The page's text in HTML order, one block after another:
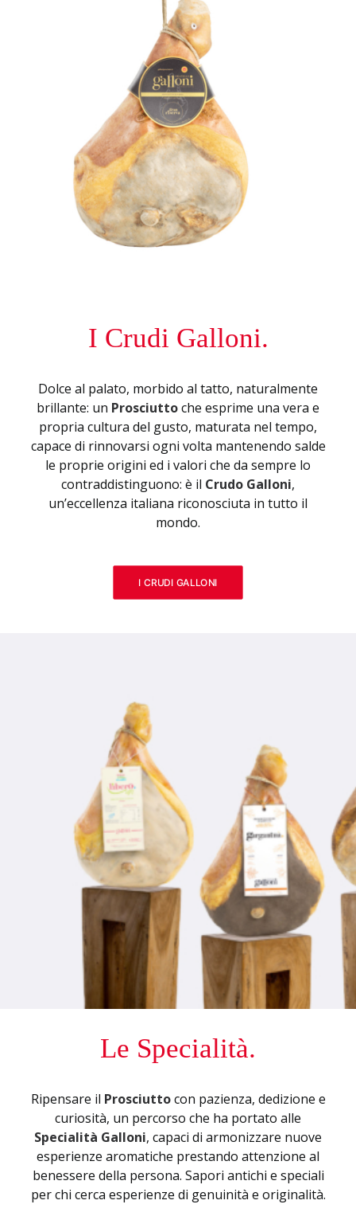
I Crudi Galloni.
Dolce al palato, morbido al tatto, naturalmente
brillante: un Prosciuttoche esprime una vera e
propria cultura del gusto, maturata nel tempo,
capace di rinnovarsi ogni volta mantenendo salde
le proprie origini ed i valori che da sempre lo
contraddistinguono: è il Crudo Galloni,
un’eccellenza italiana riconosciuta in tutto il
mondo.
I CRUDI GALLONI
Le Specialità.
Ripensare il Prosciuttocon pazienza, dedizione e
curiosità, un percorso che ha portato alle
Specialità Galloni, capaci di armonizzare nuove
esperienze aromatiche prestando attenzione al
benessere della persona. Sapori antichi e speciali
per chi cerca esperienze di genuinità e originalità.